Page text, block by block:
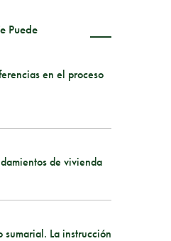
Puede
en el proceso
de vivienda
sumarial. La instrucción